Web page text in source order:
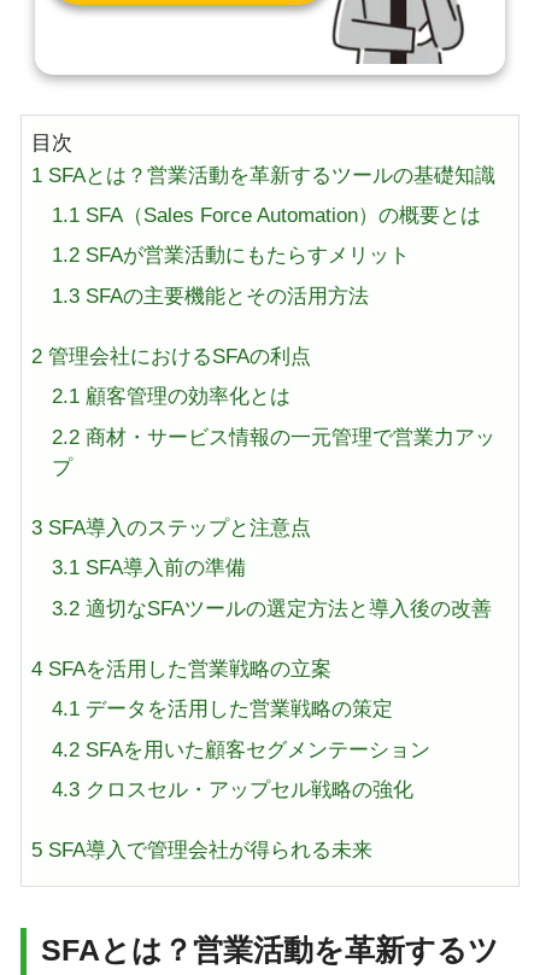
目次
1 SFAとは？営業活動を革新するツールの基礎知識
1.1SFA（Sales Force Automation）の概要とは
1.2SFAが営業活動にもたらすメリット
1.3SFAの主要機能とその活用方法
2 管理会社におけるSFAの利点
2.1顧客管理の効率化とは
2.2商材・サービス情報の一元管理で営業力アッ
プ
3 SFA導入のステップと注意点
3.1SFA導入前の準備
3.2適切なSFAツールの選定方法と導入後の改善
4 SFAを活用した営業戦略の立案
4.1データを活用した営業戦略の策定
4.2SFAを用いた顧客セグメンテーション
4.3クロスセル・アップセル戦略の強化
5 SFA導入で管理会社が得られる未来
SFAとは？営業活動を革新するツ